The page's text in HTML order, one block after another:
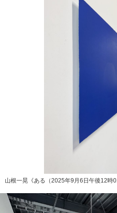
山根一晃《ある（2025年9月6日午後12時